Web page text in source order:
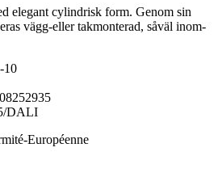
elegant cylindrisk form. Genom sin
vägg-eller takmonterad, såväl inom-
10
DALI